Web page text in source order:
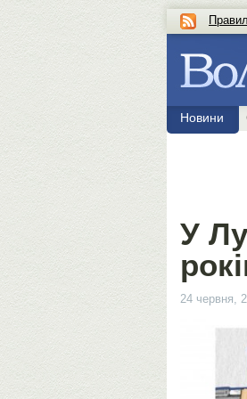
Новини
У
24 червня,